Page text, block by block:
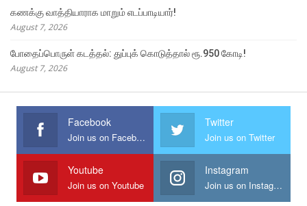
கணக்கு வாத்தியாராக மாறும் எடப்பாடியார்!
August 7, 2026
போதைப்பொருள் கடத்தல்: துப்புக் கொடுத்தால் ரூ.950 கோடி!
August 7, 2026
Facebook
Join us on Facebook
Twitter
Join us on Twitter
Youtube
Join us on Youtube
Instagram
Join us on Instagram